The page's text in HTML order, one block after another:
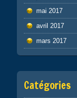
mai 2017
avril 2017
mars 2017
Catégories